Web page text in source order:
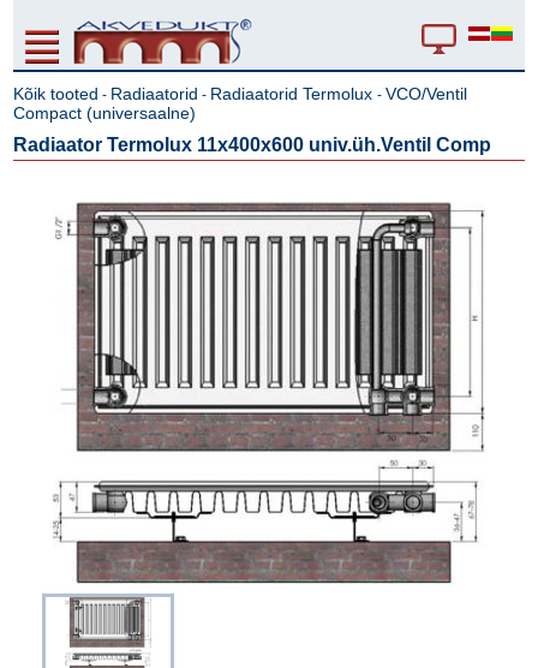
Kõik tooted - Radiaatorid - Radiaatorid Termolux-VCO/Ventil
Compact (universaalne)
Radiaator Termolux 11x400x600 univ.üh.Ventil Comp